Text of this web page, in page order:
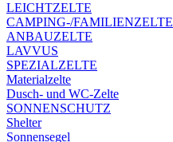
LEICHTZELTE
CAMPING-/FAMILIENZELTE
ANBAUZELTE
LAVVUS
SPEZIALZELTE
Materialzelte
Dusch- und WC-Zelte
SONNENSCHUTZ
Shelter
Sonnensegel